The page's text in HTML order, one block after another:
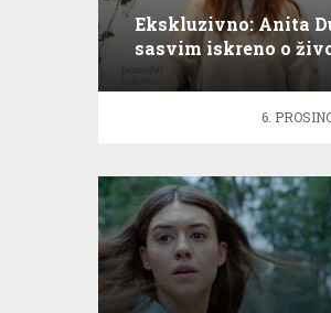
Ekskluzivno: Anita
sasvim iskreno o
karijeri i ljubavi
6.